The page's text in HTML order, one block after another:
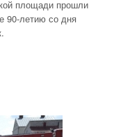
площади прошли
90-летию со дня